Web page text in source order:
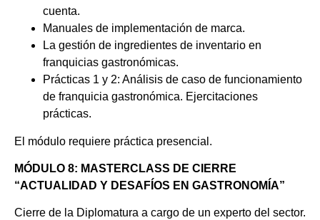
cuenta.
Manuales de implementación de marca.
La gestión de ingredientes de inventario en
franquicias gastronómicas.
Prácticas 1 y 2: Análisis de caso de funcionamiento
de franquicia gastronómica. Ejercitaciones
prácticas.
El módulo requiere práctica presencial.
MÓDULO 8: MASTERCLASS DE CIERRE
“ACTUALIDAD Y DESAFÍOS EN GASTRONOMÍA”
Cierre de la Diplomatura a cargo de un experto del sector.